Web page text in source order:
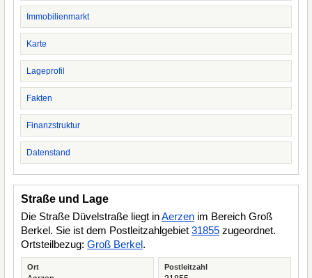
Immobilienmarkt
Karte
Lageprofil
Fakten
Finanzstruktur
Datenstand
Straße und Lage
Die Straße Düvelstraße liegt inAerzen im Bereich Groß
Berkel. Sie ist dem Postleitzahlgebiet 31855 zugeordnet.
Ortsteilbezug: Groß Berkel.
Ort Postleitzahl